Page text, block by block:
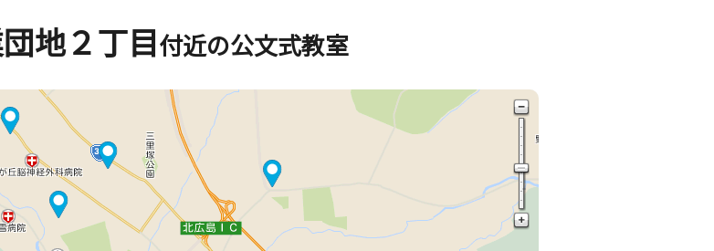
地２丁目付近の公文式教室